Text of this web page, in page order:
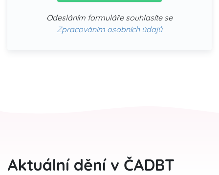
Odesláním formuláře souhlasíte se
Zpracováním osobních údajů
Aktuální dění v ČADBT